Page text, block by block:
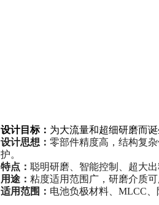
设计目标： 为大流量和超细研磨而
设计思想：零部件精度高，结构复
护。
特点：聪明研磨、智能控制、超大出
用途：粘度适用范围广，研磨介质可
适用范围： 电池负极材料、MLCC